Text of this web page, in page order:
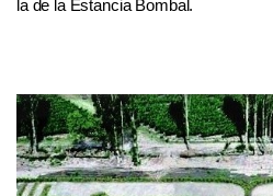
la de la Estancia Bombal.